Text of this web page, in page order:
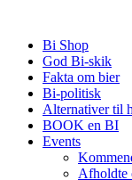
indholdBi Shop
God Bi-skik
Fakta om bier
Bi-politisk
Alternativer til
BOOK en BI
Events
Afholdte